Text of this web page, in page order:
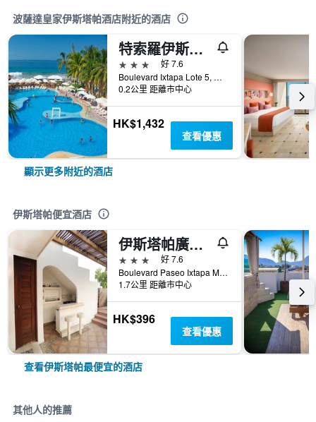
波薩達皇家伊斯塔帕酒店附近的酒店
特索羅伊斯塔帕酒店 - 伊斯塔帕
3星級
好 7.6
Boulevard Ixtapa Lote 5, 伊斯塔帕, 格雷羅, 墨西哥
0.2公里 距離市中心
HK$1,432
查看優惠
顯示更多附近的酒店
伊斯塔帕便宜酒店
伊斯塔帕廣場套房酒店
3星級
好 7.6
Boulevard Paseo Ixtapa Manzana 1, Lote, 伊斯塔帕, 格雷羅, 墨西哥
1.7公里 距離市中心
HK$396
查看優惠
查看伊斯塔帕最便宜的酒店
其他人的推薦